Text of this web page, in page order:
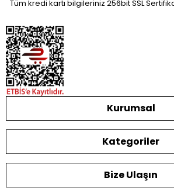
Tüm kredi kartı bilgileriniz 256bit SSL
Kurumsal
Kategoriler
Bize Ulaşın